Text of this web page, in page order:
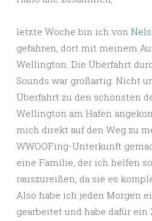
letzte Woche bin ich von
gefahren, dort mit meinem
Wellington. Die Überfahrt
Sounds war großartig. Nicht
Überfahrt zu den schönsten
Wellington am Hafen
mich direkt auf den Weg zu
WWOOFing-Unterkunft
eine Familie, der ich helfen
rauszureißen, da sie es
Also habe ich jeden Morgen
gearbeitet und habe dafür ein